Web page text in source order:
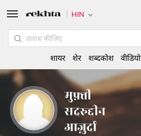
मुफ़्ती
सदरुद्दीन
आज़ुर्दा
HIN
शायर शेर शब्दकोश वीडियो